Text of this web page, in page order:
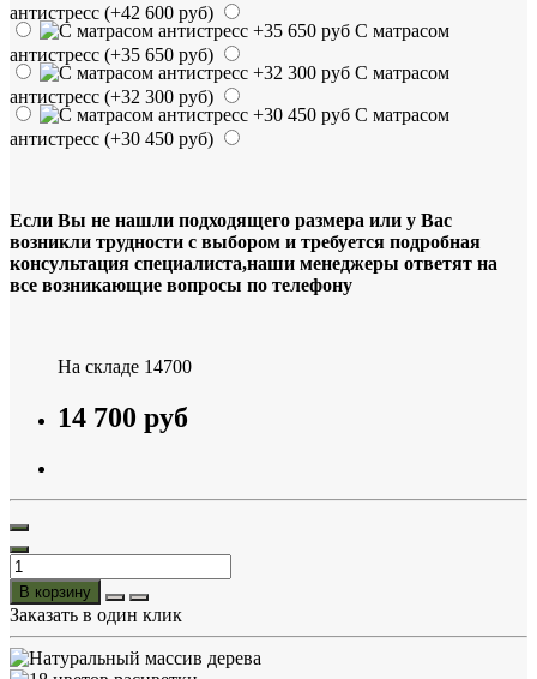
антистресс (+42 600 руб)
С матрасом
антистресс (+35 650 руб)
С матрасом
антистресс (+32 300 руб)
С матрасом
антистресс (+30 450 руб)
Если Вы не нашли подходящего размера или у Вас
возникли трудности с выбором и требуется подробная
консультация специалиста,наши менеджеры ответят на
все возникающие вопросы по телефону
На складе 14700
14 700 руб
В корзину
Заказать в один клик